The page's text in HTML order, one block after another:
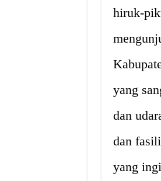
hiruk-
yang
dan
dan
yang